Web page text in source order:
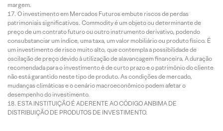
margem.
O investimento em Mercados Futuros embute riscos de perdas
patrimoniais significativos. Commodity é um objeto ou determinante de
preço de um contrato futuro ou outro instrumento derivativo, podendo
consubstanciar um índice, uma taxa, um valor mobiliário ou produto físico. É
um investimento de risco muito alto, que contempla a possibilidade de
oscilação de preço devido à utilização de alavancagem financeira. A duração
recomendada para o investimento é de curto prazo e o patrimônio do cliente
não está garantido neste tipo de produto. As condições de mercado,
mudanças climáticas e o cenário macroeconômico podem afetar o
desempenho do investimento.
ESTA INSTITUIÇÃO É ADERENTE AO CÓDIGO ANBIMA DE
DISTRIBUIÇÃO DE PRODUTOS DE INVESTIMENTO.